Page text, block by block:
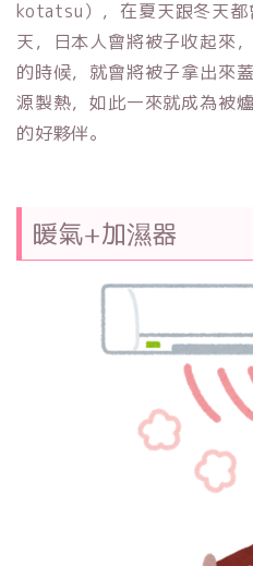
kotatsu），在夏天跟冬天都
天，日本人會將被子收起來
的時候，就會將被子拿出來
源製熱，如此一來就成為被
的好夥伴。
暖氣+加濕器